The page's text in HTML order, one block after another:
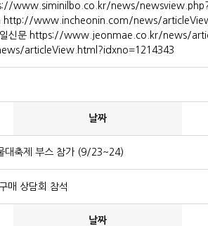
news/
www.incheonin.com/news/
문 https://www.jeonmae.co.kr/news/
articleView.html?idxno=1214343
날짜
대축제 부스 참가 (9/23~24)
매 상담회 참석
날짜